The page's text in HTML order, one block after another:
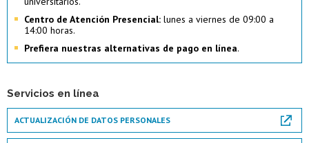
Centro de Atención Presencial: lunes a viernes de 09:00 a
14:00 horas.
Prefiera nuestras alternativas de pago en línea.
Servicios en línea
ACTUALIZACIÓN DE DATOS PERSONALES